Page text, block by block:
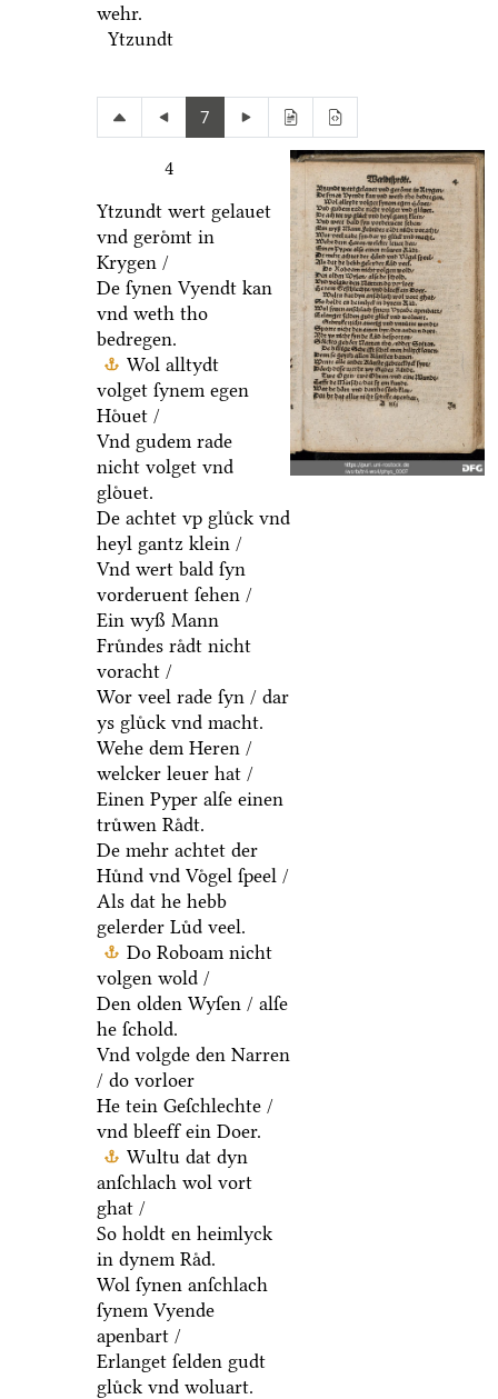
wehr.
Ytzundt
7
4
Ytzundt wert gelauet
vnd geroͤmt in
Krygen /
De ſynen Vyendt kan
vnd weth tho
bedregen.
Wol alltydt
volget ſynem egen
Hoͤuet /
Vnd gudem rade
nicht volget vnd
gloͤuet.
De achtet vp gluͤck vnd
heyl gantz klein /
Vnd wert bald ſyn
vorderuent ſehen /
Ein wyß Mann
Fruͤndes raͤdt nicht
voracht /
Wor veel rade ſyn / dar
ys gluͤck vnd macht.
Wehe dem Heren /
welcker leuer hat /
Einen Pyper alſe einen
truͤwen Raͤdt.
De mehr achtet der
Huͤnd vnd Voͤgel ſpeel /
Als dat he hebb
gelerder Luͤd veel.
Do Roboam nicht
volgen wold /
Den olden Wyſen / alſe
he ſchold.
Vnd volgde den Narren
/ do vorloer
He tein Geſchlechte /
vnd bleeff ein Doer.
Wultu dat dyn
anſchlach wol vort
ghat /
So holdt en heimlyck
in dynem Raͤd.
Wol ſynen anſchlach
ſynem Vyende
apenbart /
Erlanget ſelden gudt
gluͤck vnd woluart.